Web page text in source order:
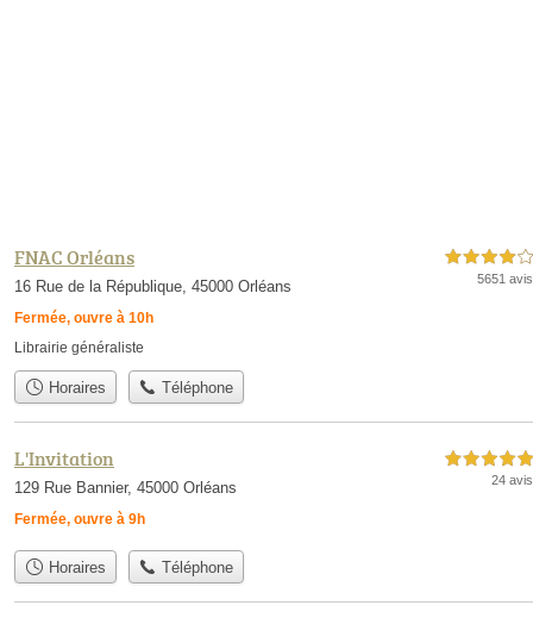
FNAC Orléans
16 Rue de la République, 45000 Orléans
Fermée, ouvre à 10h
4,0 étoiles sur 5
5651 avis
Librairie généraliste
Horaires Téléphone
L'Invitation
129 Rue Bannier, 45000 Orléans
Fermée, ouvre à 9h
5,0 étoiles sur 5
24 avis
Horaires Téléphone